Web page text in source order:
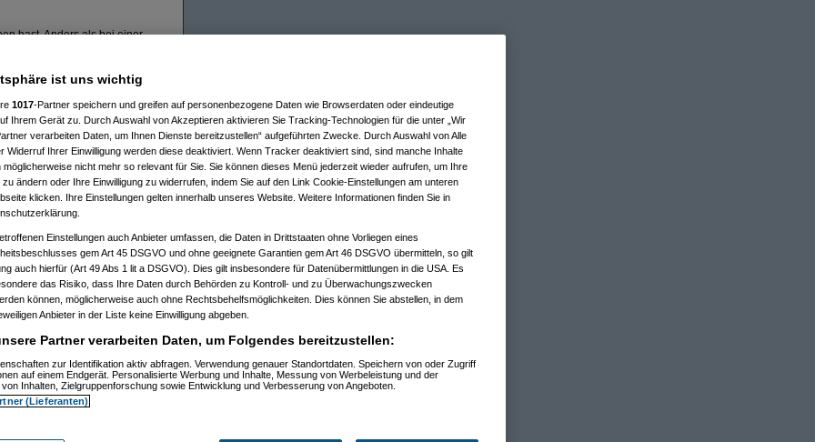
hast. Anders als bei einer
11.07.2010, 13:52:15)
14:49:37)
am 11.07.2010, 15:13:28)
16:27:29)
07:40:59)
07:45:13)
ist uns wichtig
1017-Partner speichern und greifen auf personenbezogene Daten wie Browserdaten oder eindeutige
Ihrem Gerät zu. Durch Auswahl von Akzeptieren aktivieren Sie Tracking-Technologien für die unter „Wir
verarbeiten Daten, um Ihnen Dienste bereitzustellen“ aufgeführten Zwecke. Durch Auswahl von Alle
Widerruf Ihrer Einwilligung werden diese deaktiviert. Wenn Tracker deaktiviert sind, sind manche Inhalte
möglicherweise nicht mehr so relevant für Sie. Sie können dieses Menü jederzeit wieder aufrufen, um Ihre
zu ändern oder Ihre Einwilligung zu widerrufen, indem Sie auf den Link Cookie-Einstellungen am unteren
klicken. Ihre Einstellungen gelten innerhalb unseres Website. Weitere Informationen finden Sie in
Einstellungen auch Anbieter umfassen, die Daten in Drittstaaten ohne Vorliegen eines
gem Art 45 DSGVO und ohne geeignete Garantien gem Art 46 DSGVO übermitteln, so gilt
auch hierfür (Art 49 Abs 1 lit a DSGVO). Dies gilt insbesondere für Datenübermittlungen in die USA. Es
das Risiko, dass Ihre Daten durch Behörden zu Kontroll- und zu Überwachungszwecken
können, möglicherweise auch ohne Rechtsbehelfsmöglichkeiten. Dies können Sie abstellen, in dem
Anbieter in der Liste keine Einwilligung abgeben.
Partner verarbeiten Daten, um Folgendes bereitzustellen:
zur Identifikation aktiv abfragen. Verwendung genauer Standortdaten. Speichern von oder Zugriff
auf einem Endgerät. Personalisierte Werbung und Inhalte, Messung von Werbeleistung und der
Inhalten, Zielgruppenforschung sowie Entwicklung und Verbesserung von Angeboten.
(Lieferanten)